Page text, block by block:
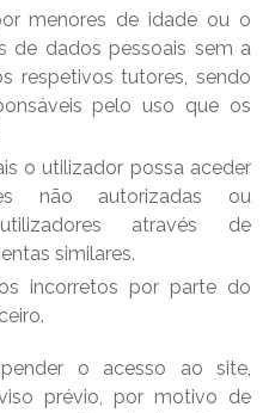
menores de idade ou o
de dados pessoais sem a
respetivos tutores, sendo
pelo uso que os
o utilizador possa aceder
não autorizadas ou
através de
similares.
incorretos por parte do
o acesso ao site,
prévio, por motivo de